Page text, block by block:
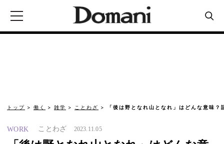
トップ 働く 雑学 ことわざ 「後は野となれ山となれ」はどんな意味
WORK ことわざ 2023.11.05